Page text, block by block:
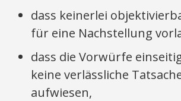
dass keinerlei
für eine Nachstellung
dass die Vorwürfe
keine verlässliche
aufwiesen,